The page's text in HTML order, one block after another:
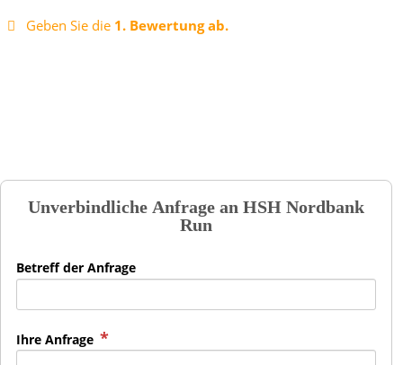
Geben Sie die 1. Bewertung ab.
Unverbindliche Anfrage an HSH Nordbank
Run
Betreff der Anfrage
Ihre Anfrage